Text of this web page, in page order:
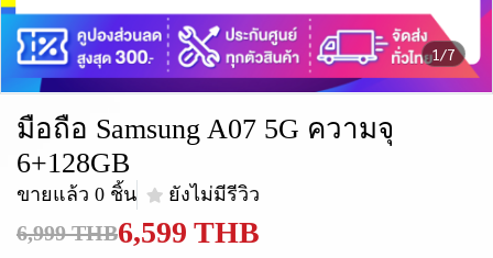
1/7
มือถือ Samsung A07 5G ความจุ
6+128GB
ขายแล้ว 0 ชิ้น ยังไม่มีรีวิว
6,999 THB6,599 THB